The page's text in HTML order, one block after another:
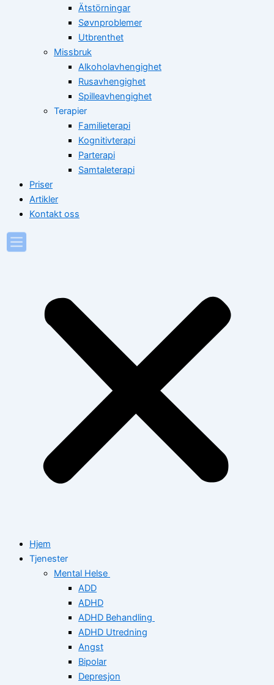
Ätstörningar
Søvnproblemer
Utbrenthet
Missbruk
Alkoholavhengighet
Rusavhengighet
Spilleavhengighet
Terapier
Familieterapi
Kognitivterapi
Parterapi
Samtaleterapi
Priser
Artikler
Kontakt oss
Hjem
Tjenester
Mental Helse
ADD
ADHD
ADHD Behandling
ADHD Utredning
Angst
Bipolar
Depresjon